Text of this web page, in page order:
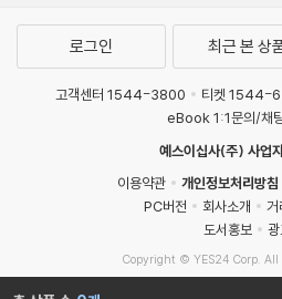
로그인 최근 본 상
고객센터 1544-3800 티켓 1544-
eBook 1:1문의/채
예스이십사(주) 사업
이용약관
개인정보처리방침
PC버전
회사소개
거
도서홍보
광
Copyright © YES24 Corp. All
MATOM5